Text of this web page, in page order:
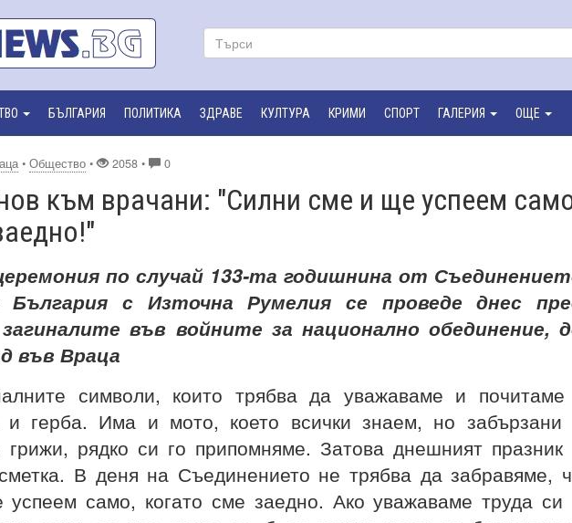
БЪЛГАРИЯ ПОЛИТИКА ЗДРАВЕ КУЛТУРА КРИМИ СПОРТ ГАЛЕРИЯ ОЩЕ
• Общество • 2058 • 0
към врачани: "Силни сме и ще успеем
по случай 133-та годишнина от
България с Източна Румелия се проведе днес
във войните за национално обединение,
във Враца
символи, които трябва да уважаваме и
и герба. Има и мото, което всички знаем, но забързани
грижи, рядко си го припомняме. Затова днешният празник
В деня на Съединението не трябва да забравяме,
само, когато сме заедно. Ако уважаваме труда си